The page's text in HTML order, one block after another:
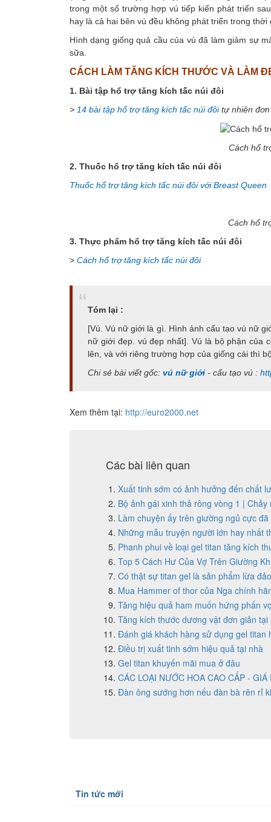
trong một số trường hợp vú tiếp kiến phát triển
hay là cả hai bên vú đều không phát triển trong thời
Hình dạng giống quả cầu của vú đã làm giảm sự
sữa.
CÁCH LÀM TĂNG KÍCH THƯỚC VÀ LÀM
1. Bài tập hổ trợ tăng kích tấc núi đôi
> 14 bài tập hổ trợ tăng kích tấc núi đôitự nhiên đơn
Cách hổ
2. Thuốc hổ trợ tăng kích tấc núi đôi
Thuốc hổ trợ tăng kích tấc núi đôi với Breast Queen
Cách hổ
3. Thực phẩm hổ trợ tăng kích tấc núi đôi
> Cách hổ trợ tăng kích tấc núi đôi
Tóm lại :
[Vú. Vú nữ giới là gì. Hình ảnh cấu tạo vú nữ
nữ giới đẹp. vú đẹp nhất]. Vú là bộ phận của
lên, và với riêng trường hợp của giống cái thì
Chi sẻ bài viết gốc: vú nữ giới - cấu tạo vú :
Xem thêm tại: http://euro2000.net
Các bài liên quan
Xuất tinh sớm có ảnh hưởng đến chất
Bộ ảnh gái xinh thả rông vòng 1 | Chảy
Làm chuyện ấy trên giường ngủ cực đã
Những mẫu truyện người lớn hay nhất
Phanh phui về loại gel titan tăng kích
Top 5 Cách Hư Của Vợ Trên Giường
Có thật sự titan gel là sản phẩm lừa
Mua Hammer of thor của Nga chính
Tăng hiệu quả ham muốn hứng phấn
Tăng kích thước dương vật đơn giản tại
Đánh giá khách hàng sử dụng gel titan
Điều trị xuất tinh sớm hiệu quả tại nhà
Gel titan khuyến mãi mua ở đâu
CÁC LOẠI NƯỚC HOA CAO CẤP - GIÁ
Đàn ông sướng hơn nếu đàn bà rên rỉ
Tin tức mới